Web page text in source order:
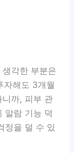
각한 부분은
자해도 3개월
니까, 피부 관
알람 기능 덕
정을 덜 수 있